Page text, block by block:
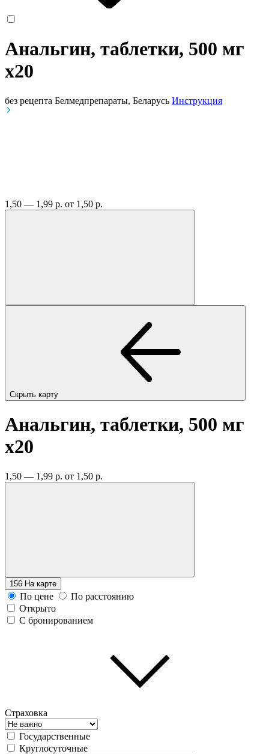
Анальгин, таблетки, 500 мг
x20
без рецепта Белмедпрепараты, Беларусь Инструкция
1,50 — 1,99 р. от 1,50 р.
Скрыть карту
Анальгин, таблетки, 500 мг
x20
1,50 — 1,99 р. от 1,50 р.
156 На карте
По цене
По расстоянию
Открыто
С бронированием
Страховка
Государственные
Круглосуточные